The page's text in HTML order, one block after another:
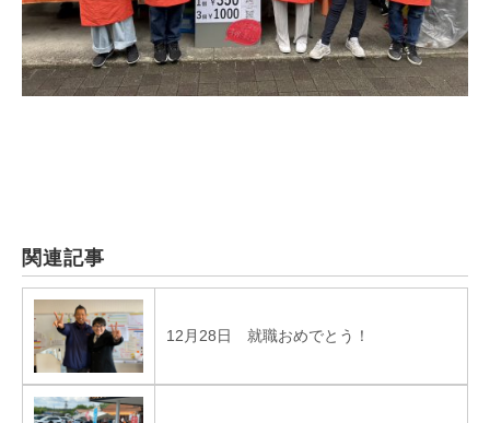
関連記事
12月28日 就職おめでとう！